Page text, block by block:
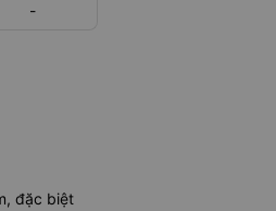
-
đặc biệt